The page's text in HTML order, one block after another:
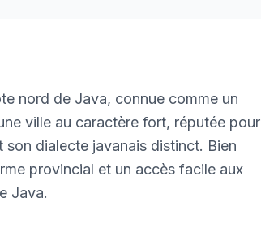
nord de Java, connue comme un
ville au caractère fort, réputée pour
dialecte javanais distinct. Bien
provincial et un accès facile aux
Java.